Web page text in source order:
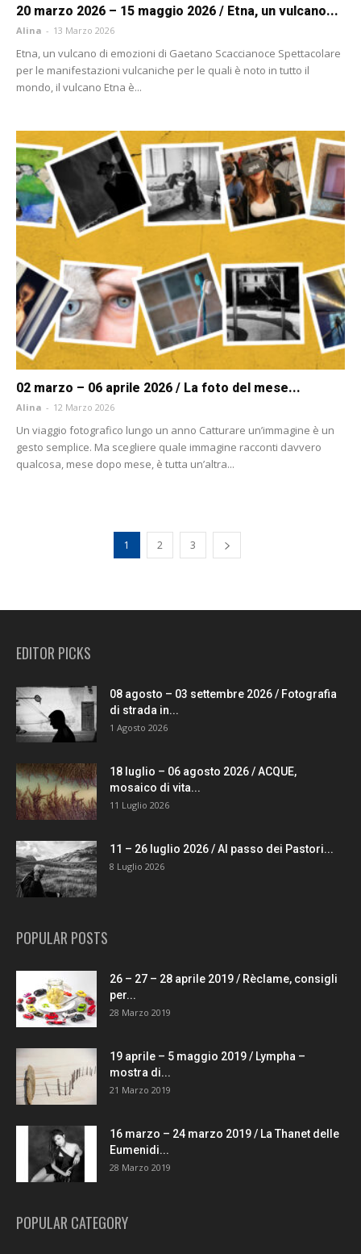
20 marzo 2026 – 15 maggio 2026 / Etna, un vulcano...
Alina - 13 Marzo 2026
Etna, un vulcano di emozioni di Gaetano Scaccianoce Spettacolare
per le manifestazioni vulcaniche per le quali è noto in tutto il
mondo, il vulcano Etna è...
02 marzo – 06 aprile 2026 / La foto del mese...
Alina - 12 Marzo 2026
Un viaggio fotografico lungo un anno Catturare un’immagine è un
gesto semplice. Ma scegliere quale immagine racconti davvero
qualcosa, mese dopo mese, è tutta un’altra...
1 2 3
EDITOR PICKS
08 agosto – 03 settembre 2026 / Fotografia
di strada in...
1 Agosto 2026
18 luglio – 06 agosto 2026 / ACQUE,
mosaico di vita...
11 Luglio 2026
11 – 26 luglio 2026 / Al passo dei Pastori...
8 Luglio 2026
POPULAR POSTS
26 – 27 – 28 aprile 2019 / Rèclame, consigli
per...
28 Marzo 2019
19 aprile – 5 maggio 2019 / Lympha –
mostra di...
21 Marzo 2019
16 marzo – 24 marzo 2019 / La Thanet delle
Eumenidi...
28 Marzo 2019
POPULAR CATEGORY